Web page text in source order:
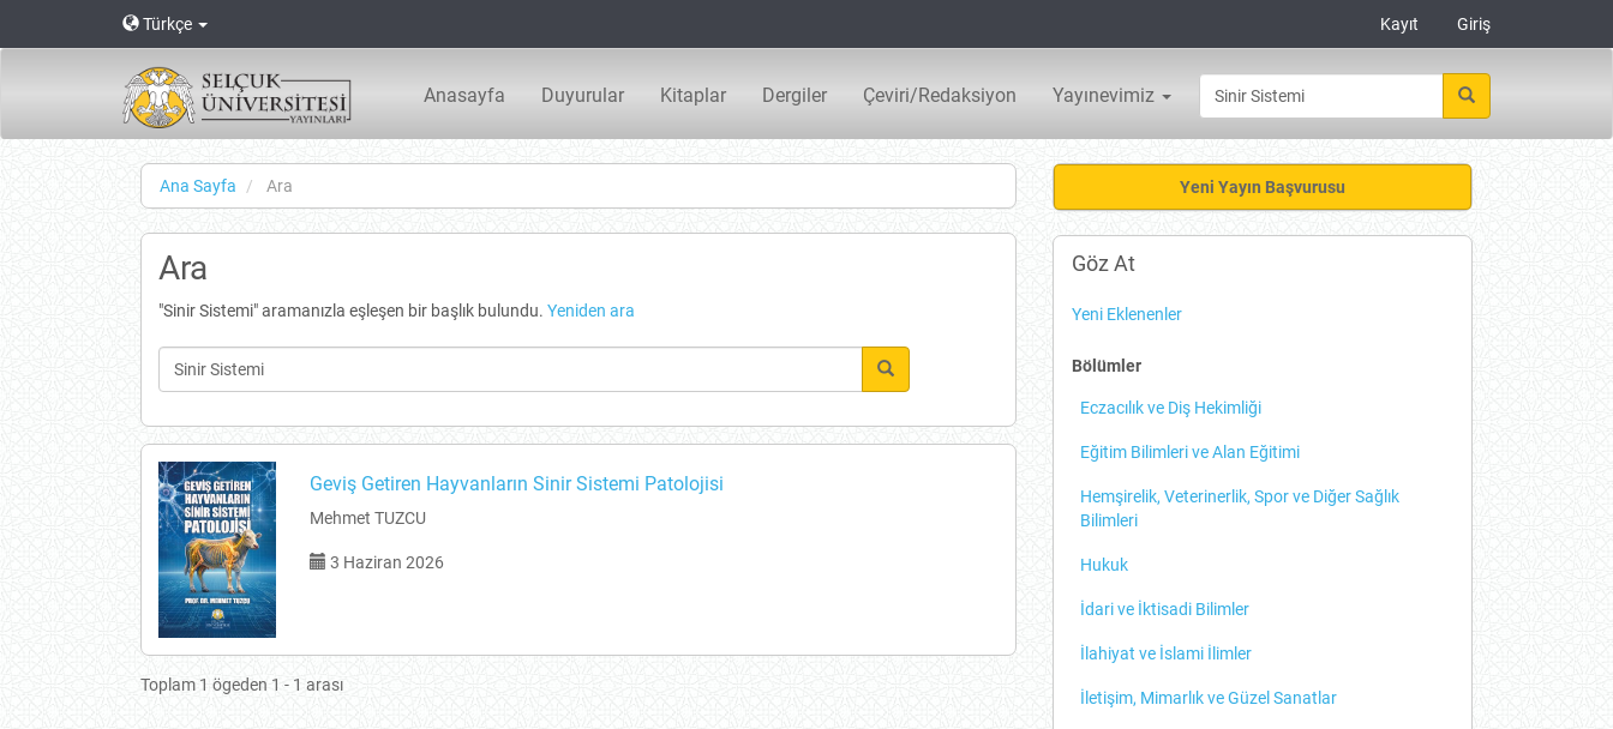
Navigation
Türkçe Kayıt Giriş
Anasayfa Duyurular Kitaplar Dergiler Çeviri/Redaksiyon Yayınevimiz
Ana Sayfa Ara
Ara
"Sinir Sistemi" aramanızla eşleşen bir başlık bulundu. Yeniden ara
Geviş Getiren Hayvanların Sinir Sistemi Patolojisi
Mehmet TUZCU
3 Haziran 2026
Toplam 1 ögeden 1 - 1 arası
Yeni
Yayın
Başvurusu
Yeni Yayın Başvurusu
Göz At
Yeni Eklenenler
Bölümler
Eczacılık ve Diş Hekimliği
Eğitim Bilimleri ve Alan Eğitimi
Hemşirelik, Veterinerlik, Spor ve Diğer Sağlık
Bilimleri
Hukuk
İdari ve İktisadi Bilimler
İlahiyat ve İslami İlimler
İletişim, Mimarlık ve Güzel Sanatlar